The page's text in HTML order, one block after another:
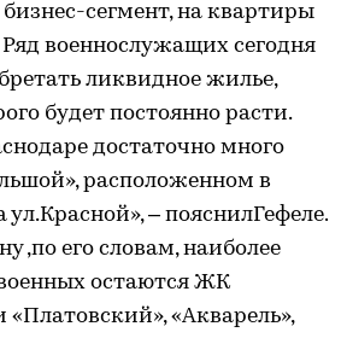
бизнес-сегмент, на квартиры
Ряд военнослужащих сегодня
ликвидное жилье,
будет постоянно расти.
достаточно много
расположенном в
– пояснилГефеле.
,по его словам, наиболее
остаются ЖК
«Платовский», «Акварель»,